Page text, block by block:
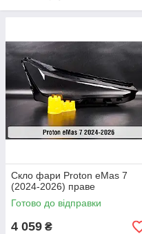
Скло фари Proton eMas 7
(2024-2026) праве
Готово до відправки
4 059 ₴